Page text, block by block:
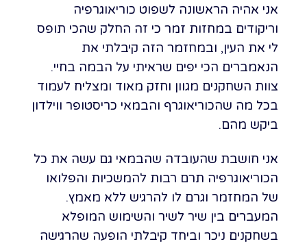
אני אהיה הראשונה לשפוט כוריאוגרפיה
וריקודים במחזות זמר כי זה החלק שהכי תופס
לי את העין, ובמחזמר הזה קיבלתי את
הנאמברים הכי יפים שראיתי על הבמה בחיי.
צוות השחקנים מגוון וחזק מאוד ומצליח לעמוד
בכל מה שהכוריאוגרף והבמאי כריסטופר ווילדון
ביקש מהם.
אני חושבת שהעובדה שהבמאי גם עשה את כל
הכוריאוגרפיה תרם רבות להמשכיות והפלואו
של המחזמר וגרם לו להרגיש ללא מאמץ.
המעברים בין שיר לשיר והשימוש המופלא
בשחקנים ניכר וביחד קיבלתי הופעה שהרגישה